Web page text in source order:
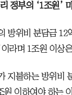
정부의 ‘1조원’
방위비 분담금 12
이라며 1조원 이상
지불하는 방위비
원 이하여야 하는